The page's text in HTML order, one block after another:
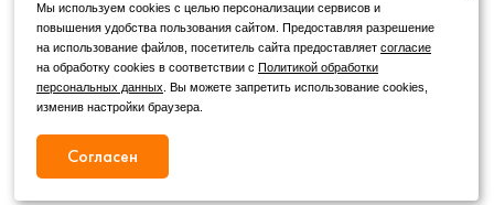
Мы используем cookies с целью персонализации сервисов и
повышения удобства пользования сайтом. Предоставляя разрешение
на использование файлов, посетитель сайта предоставляетсогласие
на обработку cookies в соответствии сПолитикой обработки
персональных данных . Вы можете запретить использование cookies,
изменив настройки браузера.
Согласен